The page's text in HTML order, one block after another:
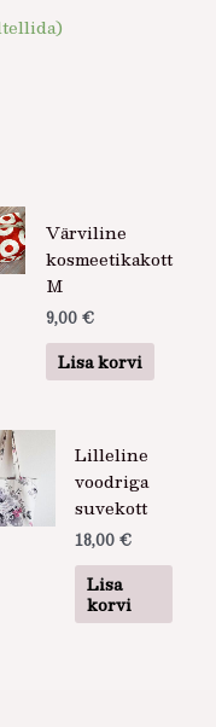
Värviline
kosmeetikakott
M
9,00 €
Lisa korvi
Lilleline
voodriga
suvekott
18,00 €
Lisa
korvi